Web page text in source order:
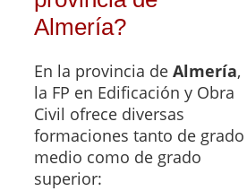
Almería?
En la provincia de Almería,
la FP en Edificación y Obra
Civil ofrece diversas
formaciones tanto de grado
medio como de grado
superior: